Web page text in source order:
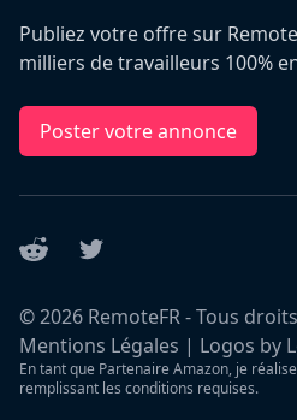
Publiez votre offre sur
milliers de travailleurs 100%
Poster votre annonce
Reddit Twitter
©2026 RemoteFR - Tous
Mentions Légales | Logos by
En tant que Partenaire Amazon, je
remplissant les conditions requises.